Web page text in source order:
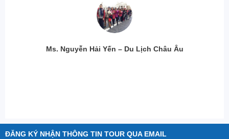
Ms. Nguyễn Hải Yến – Du Lịch Châu Âu
ĐĂNG KÝ NHẬN THÔNG TIN TOUR QUA EMAIL